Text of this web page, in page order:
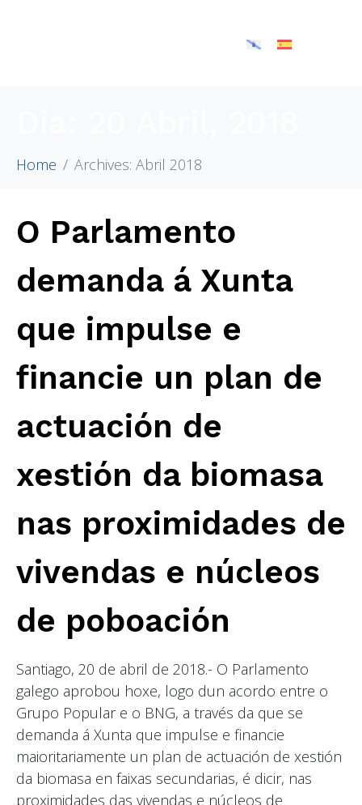
Home Archives: Abril 2018
O Parlamento
demanda á Xunta
que impulse e
financie un plan de
actuación de
xestión da biomasa
nas proximidades de
vivendas e núcleos
de poboación
Santiago, 20 de abril de 2018.- O Parlamento
galego aprobou hoxe, logo dun acordo entre o
Grupo Popular e o BNG, a través da que se
demanda á Xunta que impulse e financie
maioritariamente un plan de actuación de xestión
da biomasa en faixas secundarias, é dicir, nas
proximidades das vivendas e núcleos de